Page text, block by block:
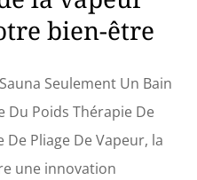
et un sac de
uniquement, la
du sac de transport
de la tente est :
51"(haut). La taille
l'emballage est : 15,75"
Il peut
bien-être
Seulement Un Bain
Du Poids Thérapie De
Pliage De Vapeur, la
une innovation